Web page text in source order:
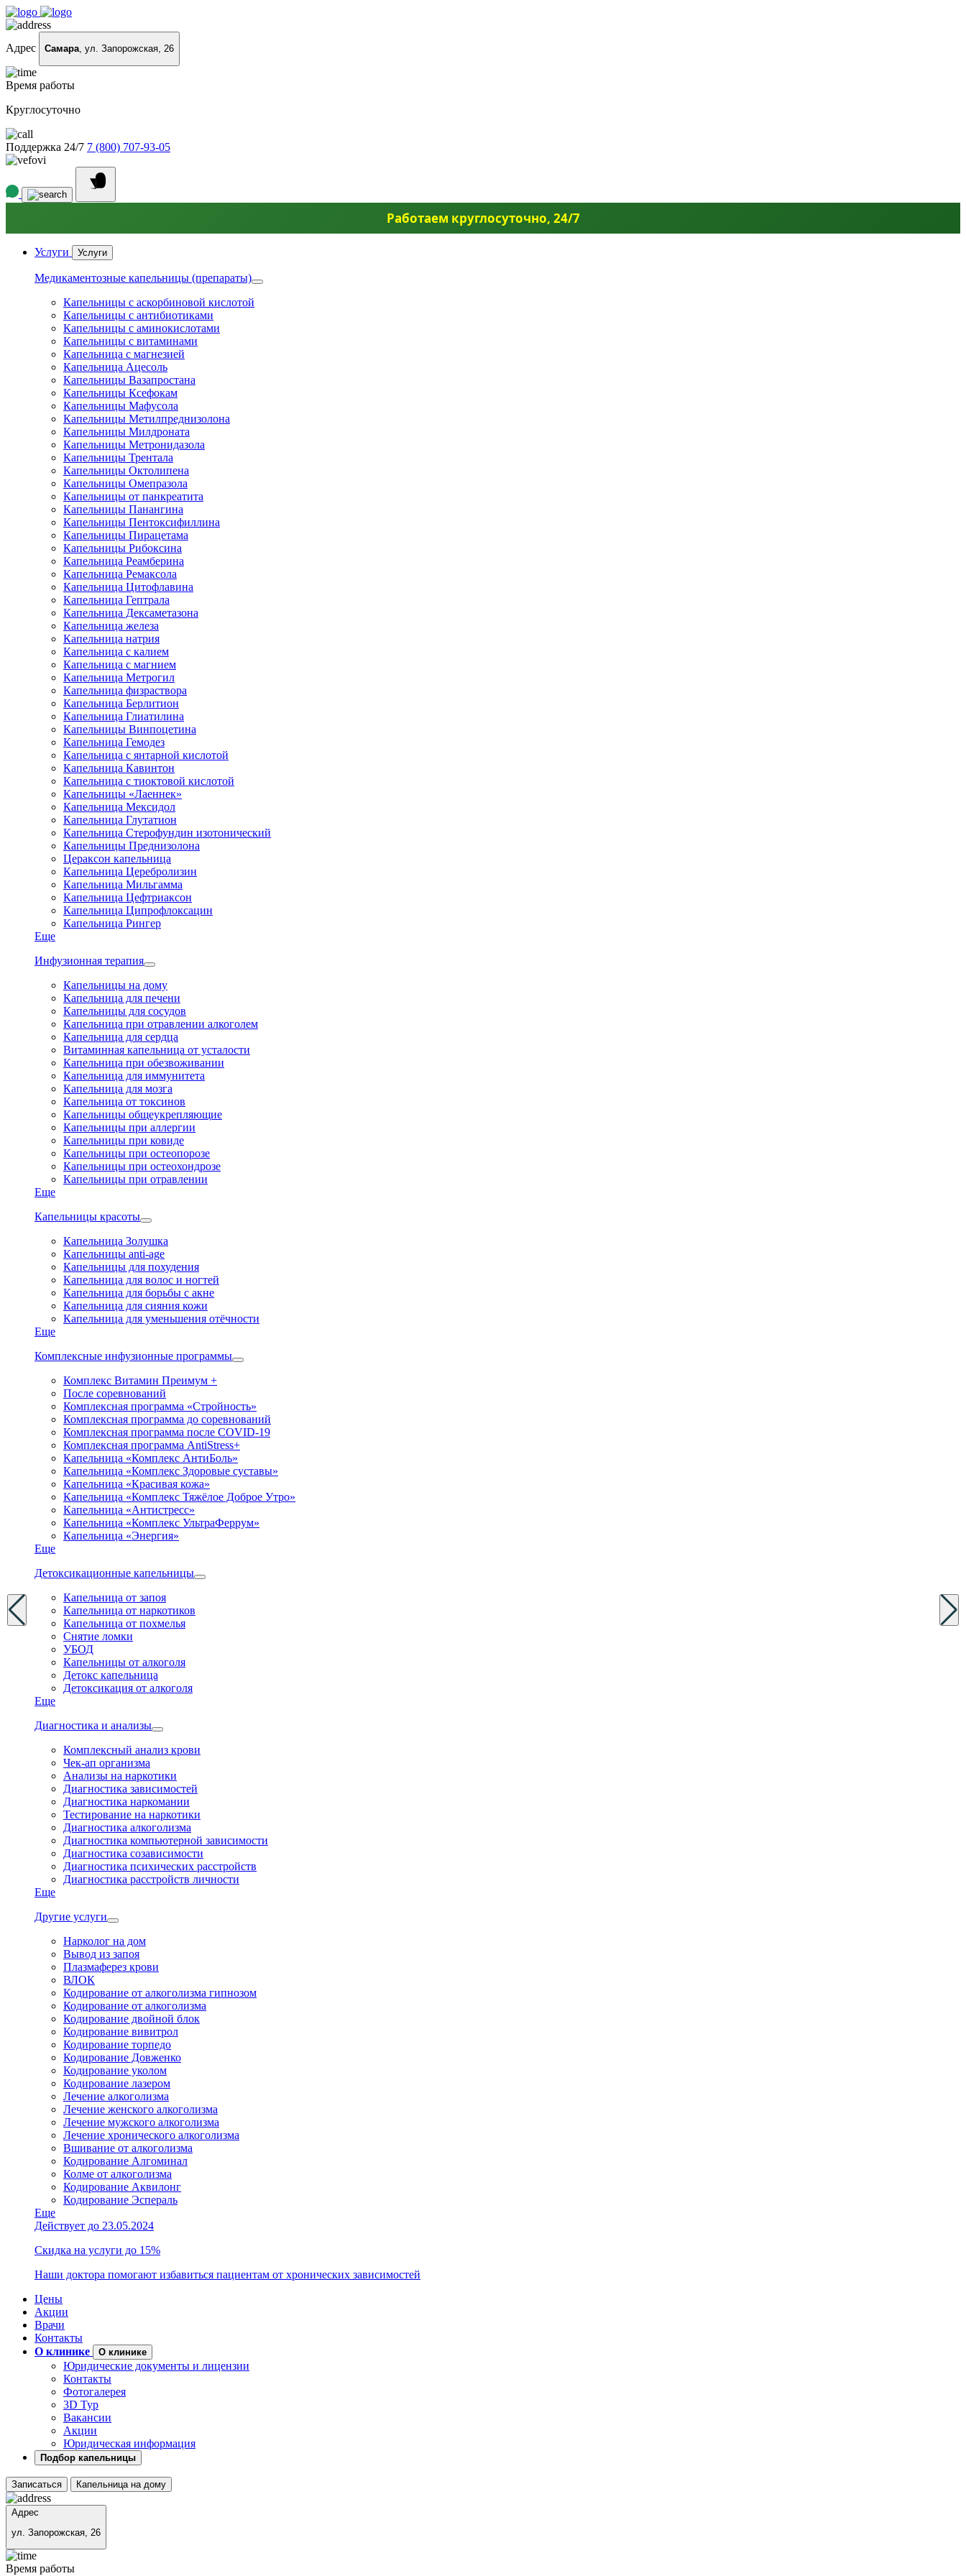
Адрес Самара, ул. Запорожская, 26
Время работы
Круглосуточно
Поддержка 24/7 7 (800) 707-93-05
Работаем круглосуточно, 24/7
Услуги Услуги
Медикаментозные капельницы (препараты)
Капельницы с аскорбиновой кислотой
Капельницы с антибиотиками
Капельницы с аминокислотами
Капельницы с витаминами
Капельница с магнезией
Капельница Ацесоль
Капельницы Вазапростана
Капельницы Ксефокам
Капельницы Мафусола
Капельницы Метилпреднизолона
Капельницы Милдроната
Капельницы Метронидазола
Капельницы Трентала
Капельницы Октолипена
Капельницы Омепразола
Капельницы от панкреатита
Капельницы Панангина
Капельницы Пентоксифиллина
Капельницы Пирацетама
Капельницы Рибоксина
Капельница Реамберина
Капельница Ремаксола
Капельница Цитофлавина
Капельница Гептрала
Капельница Дексаметазона
Капельница железа
Капельница натрия
Капельница с калием
Капельница с магнием
Капельница Метрогил
Капельница физраствора
Капельница Берлитион
Капельница Глиатилина
Капельницы Винпоцетина
Капельница Гемодез
Капельница с янтарной кислотой
Капельница Кавинтон
Капельница с тиоктовой кислотой
Капельницы «Лаеннек»
Капельница Мексидол
Капельница Глутатион
Капельница Стерофундин изотонический
Капельницы Преднизолона
Цераксон капельница
Капельница Церебролизин
Капельница Мильгамма
Капельница Цефтриаксон
Капельница Ципрофлоксацин
Капельница Рингер
Еще
Инфузионная терапия
Капельницы на дому
Капельница для печени
Капельницы для сосудов
Капельница при отравлении алкоголем
Капельница для сердца
Витаминная капельница от усталости
Капельница при обезвоживании
Капельница для иммунитета
Капельница для мозга
Капельница от токсинов
Капельницы общеукрепляющие
Капельницы при аллергии
Капельницы при ковиде
Капельницы при остеопорозе
Капельницы при остеохондрозе
Капельницы при отравлении
Еще
Капельницы красоты
Капельница Золушка
Капельницы anti-age
Капельницы для похудения
Капельница для волос и ногтей
Капельница для борьбы с акне
Капельница для сияния кожи
Капельница для уменьшения отёчности
Еще
Комплексные инфузионные программы
Комплекс Витамин Преимум +
После соревнований
Комплексная программа «Стройность»
Комплексная программа до соревнований
Комплексная программа после COVID-19
Комплексная программа AntiStress+
Капельница «Комплекс АнтиБоль»
Капельница «Комплекс Здоровые суставы»
Капельница «Красивая кожа»
Капельница «Комплекс Тяжёлое Доброе Утро»
Капельница «Антистресс»
Капельница «Комплекс УльтраФеррум»
Капельница «Энергия»
Еще
Детоксикационные капельницы
Капельница от запоя
Капельница от наркотиков
Капельница от похмелья
Снятие ломки
УБОД
Капельницы от алкоголя
Детокс капельница
Детоксикация от алкоголя
Еще
Диагностика и анализы
Комплексный анализ крови
Чек-ап организма
Анализы на наркотики
Диагностика зависимостей
Диагностика наркомании
Тестирование на наркотики
Диагностика алкоголизма
Диагностика компьютерной зависимости
Диагностика созависимости
Диагностика психических расстройств
Диагностика расстройств личности
Еще
Другие услуги
Нарколог на дом
Вывод из запоя
Плазмаферез крови
ВЛОК
Кодирование от алкоголизма гипнозом
Кодирование от алкоголизма
Кодирование двойной блок
Кодирование вивитрол
Кодирование торпедо
Кодирование Довженко
Кодирование уколом
Кодирование лазером
Лечение алкоголизма
Лечение женского алкоголизма
Лечение мужского алкоголизма
Лечение хронического алкоголизма
Вшивание от алкоголизма
Кодирование Алгоминал
Колме от алкоголизма
Кодирование Аквилонг
Кодирование Эспераль
Еще
Действует до 23.05.2024
Скидка на услуги до 15%
Наши доктора помогают избавиться пациентам от хронических зависимостей
Цены
Акции
Врачи
Контакты
О клинике
О клинике
Юридические документы и лицензии
Контакты
Фотогалерея
3D Тур
Вакансии
Акции
Юридическая информация
Подбор капельницы
Записаться Капельница на дому
Адрес
ул. Запорожская, 26
Время работы